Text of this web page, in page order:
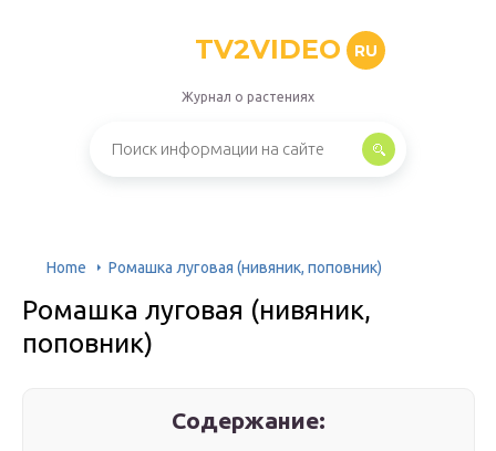
TV2VIDEO RU
Журнал о растениях
Home Ромашка луговая (нивяник, поповник)
Ромашка луговая (нивяник,
поповник)
Содержание: